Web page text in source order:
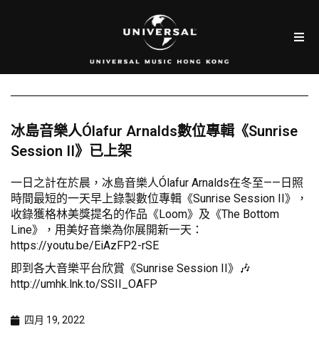
冰島音樂人Ólafur Arnalds數位專輯《Sunrise
Session II》已上架
一日之計在於晨，冰島音樂人Ólafur Arnalds在冬至——日照
時間最短的一天早上錄製數位專輯《Sunrise Session II》，
收錄獲格林美獎提名的作品《Loom》及《The Bottom
Line》，用美好音樂為你展開新一天：
https://youtu.be/EiAzFP2-rSE
即到各大音樂平台欣賞《Sunrise Session II》🎶
http://umhk.lnk.to/SSII_OAFP
四月 19, 2022